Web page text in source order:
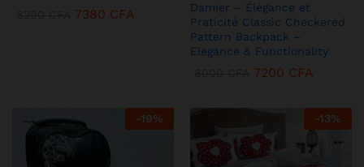
7380 CFA
Damier – Élégance et
Praticité Classic Checkered
Pattern Backpack –
Elegance & Functionality
7200 CFA
-19% -13%